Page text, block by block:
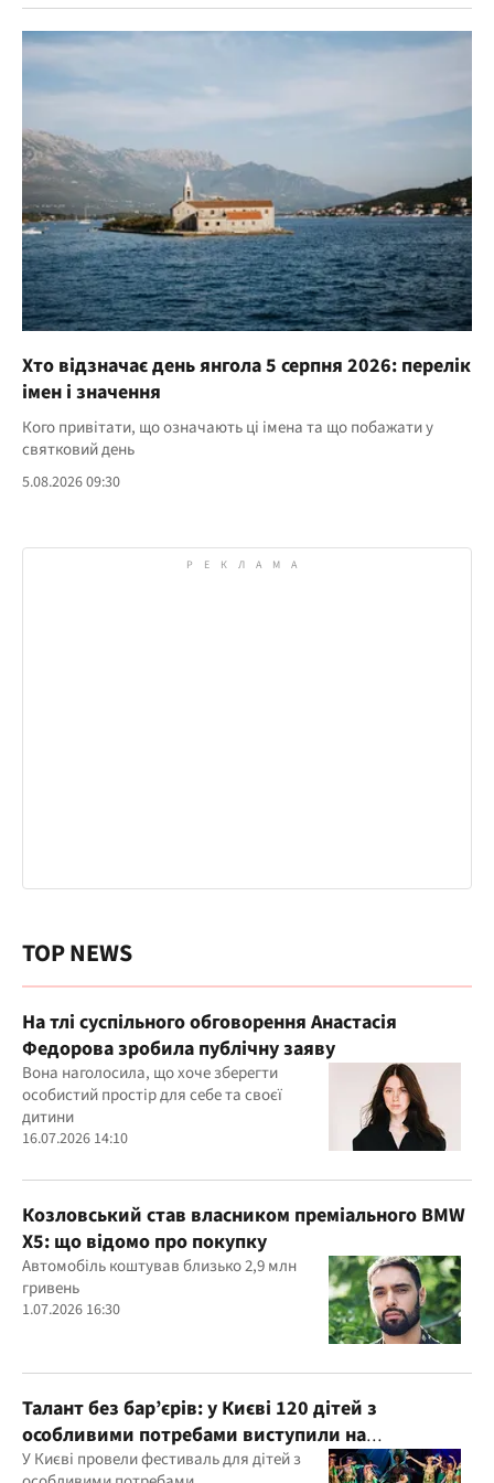
Хто відзначає день янгола 5 серпня 2026: перелік
імен і значення
Кого привітати, що означають ці імена та що побажати у
святковий день
5.08.2026 09:30
TOP NEWS
На тлі суспільного обговорення Анастасія
Федорова зробила публічну заяву
Вона наголосила, що хоче зберегти
особистий простір для себе та своєї
дитини
16.07.2026 14:10
Козловський став власником преміального BMW
X5: що відомо про покупку
Автомобіль коштував близько 2,9 млн
гривень
1.07.2026 16:30
Талант без бар’єрів: у Києві 120 дітей з
особливими потребами виступили на
всеукраїнському фестивалі
У Києві провели фестиваль для дітей з